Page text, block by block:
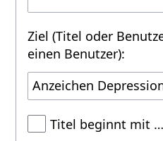
Ziel (Titel oder
einen Benutzer):
Titel beginnt mit …